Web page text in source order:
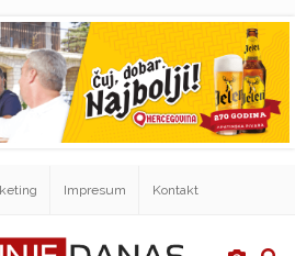
Impresum Kontakt